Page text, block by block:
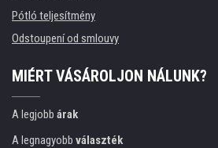
Pótló teljesítmény
Odstoupení od smlouvy
MIÉRT VÁSÁROLJON NÁLUNK?
A legjobb árak
A legnagyobb választék